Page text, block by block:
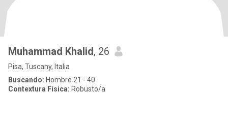
Muhammad Khalid, 26
Pisa, Tuscany, Italia
Buscando: Hombre 21 - 40
Contextura Física: Robusto/a